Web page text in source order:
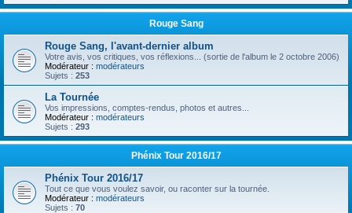
Rouge Sang
Rouge Sang, l'avant-dernier album
Votre avis, vos critiques, vos réflexions... (sortie de l'album le 2 octobre 2006)
Modérateur : modérateurs
Sujets : 253
La Tournée
Vos impressions, comptes-rendus, photos et autres...
Modérateur : modérateurs
Sujets : 293
Phénix Tour 2016/17
Phénix Tour 2016/17
Tout ce que vous voulez savoir, ou raconter sur la tournée.
Modérateur : modérateurs
Sujets : 70